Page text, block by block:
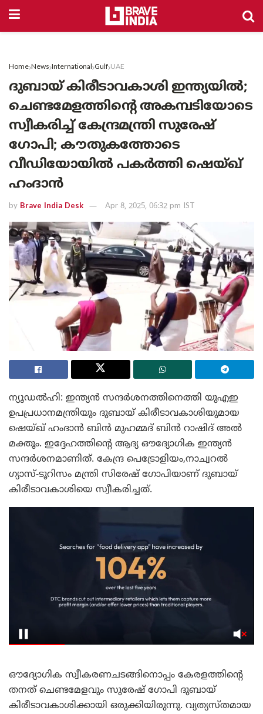
Home News International Gulf UAE
ദുബായ് കിരീടാവകാശി ഇന്ത്യയിൽ;
ചെണ്ടമേളത്തിന്റെ അകമ്പടിയോടെ
സ്വീകരിച്ച് കേന്ദ്രമന്ത്രി സുരേഷ്
ഗോപി; കൗതുകത്തോടെ
വീഡിയോയിൽ പകർത്തി ഷെയ്ഖ്
ഹംദാൻ
by Brave India Desk Apr 8, 2025, 06:32 pm IST
ന്യൂഡൽഹി: ഇന്ത്യൻ സന്ദർശനത്തിനെത്തി യുഎഇ
ഉപപ്രധാനമന്ത്രിയും ദുബായ് കിരീടാവകാശിയുമായ
ഷെയ്ഖ് ഹംദാൻ ബിൻ മുഹമ്മദ് ബിൻ റാഷിദ് അൽ
മക്തൂം. ഇദ്ദേഹത്തിന്റെ ആദ്യ ഔദ്യോഗിക ഇന്ത്യൻ
സന്ദർശനമാണിത്. കേന്ദ്ര പെട്രോളിയം,നാച്വറൽ
ഗ്യാസ്-ടൂറിസം മന്ത്രി സിരേഷ് ഗോപിയാണ് ദുബായ്
കിരീടാവകാശിയെ സ്വീകരിച്ചത്.
ഔദ്യോഗിക സ്വീകരണചടങ്ങിനൊപ്പം കേരളത്തിന്റെ
തനത് ചെണ്ടമേളവും സുരേഷ് ഗോപി ദുബായ്
കിരീടാവകാശിക്കായി ഒരുക്കിയിരുന്നു. വ്യത്യസ്തമായ